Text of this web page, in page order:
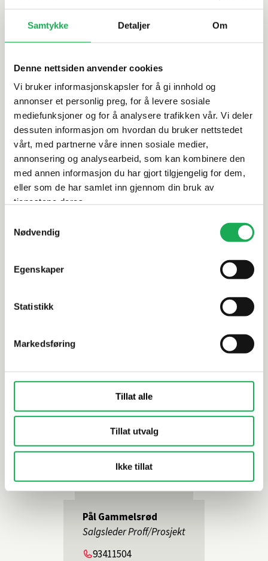
Samtykke Detaljer Om
Denne nettsiden anvender cookies
Vi bruker informasjonskapsler for å gi innhold og
annonser et personlig preg, for å levere sosiale
mediefunksjoner og for å analysere trafikken vår. Vi deler
dessuten informasjon om hvordan du bruker nettstedet
vårt, med partnerne våre innen sosiale medier,
annonsering og analysearbeid, som kan kombinere den
med annen informasjon du har gjort tilgjengelig for dem,
eller som de har samlet inn gjennom din bruk av
tjenestene deres.
Nødvendig
Egenskaper
Statistikk
Markedsføring
Tillat alle
Tillat utvalg
Ikke tillat
Britha Håkstad
Avdelingsleder
Telefon
22519400
Kontakt meg
Morten Namork
Salgsleder butikk
Telefon
95873379
Kontakt meg
Linn Therese Kippernes Aune
Selger/Interiørkonsulent
Telefon
22519400
Selger
Kontakt meg
Iselin Heimlid
Telefon
22 51 94 00
Telefon
901 72 852
Tom Arild Negård
Proffselger
Telefon
91347831
Kontakt meg
Pål Gammelsrød
Salgsleder Proff/Prosjekt
Telefon
93411504